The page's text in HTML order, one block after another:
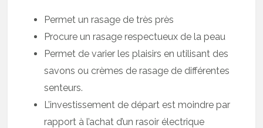
Permet un rasage de très près
Procure un rasage respectueux de la peau
Permet de varier les plaisirs en utilisant des
savons ou crèmes de rasage de différentes
senteurs.
L’investissement de départ est moindre par
rapport à l’achat d’un rasoir électrique